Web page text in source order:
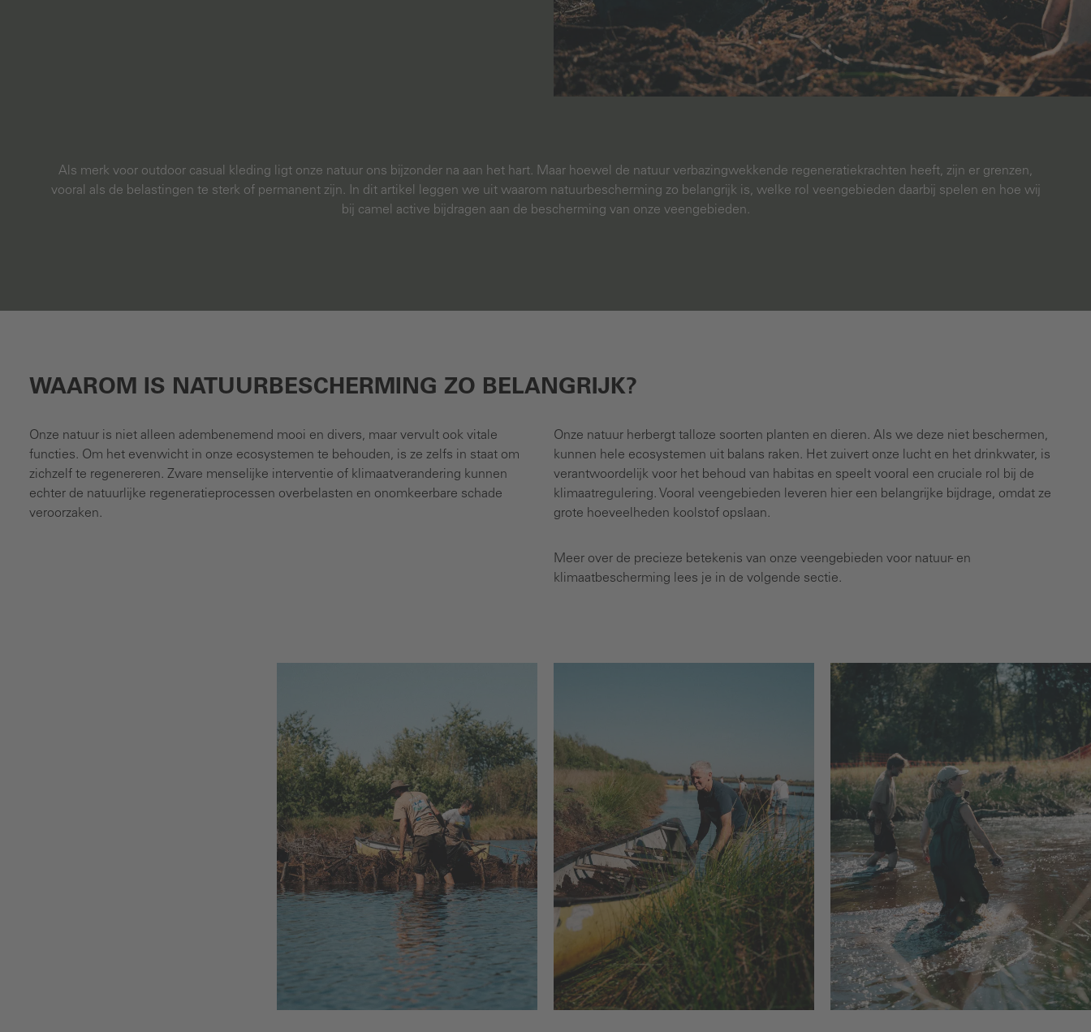
Als merk voor outdoor casual kleding ligt onze natuur ons bijzonder na aan het hart. Maar hoewel de natuur verbazingwekkende regeneratiekrachten heeft, zijn er grenzen,
vooral als de belastingen te sterk of permanent zijn. In dit artikel leggen we uit waarom natuurbescherming zo belangrijk is, welke rol veengebieden daarbij spelen en hoe wij
bij camel active bijdragen aan de bescherming van onze veengebieden.
WAAROM IS NATUURBESCHERMING ZO BELANGRIJK?
Onze natuur is niet alleen adembenemend mooi en divers, maar vervult ook vitale
functies. Om het evenwicht in onze ecosystemen te behouden, is ze zelfs in staat om
zichzelf te regenereren. Zware menselijke interventie of klimaatverandering kunnen
echter de natuurlijke regeneratieprocessen overbelasten en onomkeerbare schade
veroorzaken.
Onze natuur herbergt talloze soorten planten en dieren. Als we deze niet beschermen,
kunnen hele ecosystemen uit balans raken. Het zuivert onze lucht en het drinkwater, is
verantwoordelijk voor het behoud van habitas en speelt vooral een cruciale rol bij de
klimaatregulering. Vooral veengebieden leveren hier een belangrijke bijdrage, omdat ze
grote hoeveelheden koolstof opslaan.
Meer over de precieze betekenis van onze veengebieden voor natuur- en
klimaatbescherming lees je in de volgende sectie.